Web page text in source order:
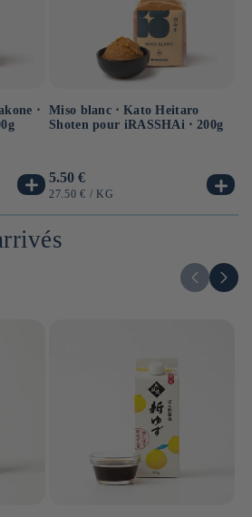
⋅
Miso blanc ⋅ Kato Heitaro
Shoten pour iRASSHAi ⋅ 200g
Prix
habituel
5.50 €
PRIX
27.50 € / PAR
KG